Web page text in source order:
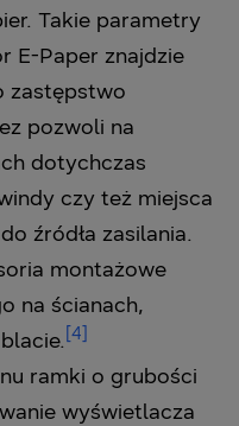
Takie parametry
E-Paper znajdzie
zastępstwo
pozwoli na
dotychczas
czy też miejsca
źródła zasilania.
montażowe
na ścianach,
[4]
ramki o grubości
wyświetlacza